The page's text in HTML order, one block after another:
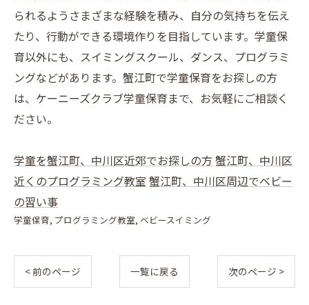
られるようさまざまな経験を積み、自分の気持ちを伝え
たり、行動ができる環境作りを目指しています。学童保
育以外にも、スイミングスクール、ダンス、プログラミ
ングなどがあります。蟹江町で学童保育をお探しの方
は、ケーニーズクラブ学童保育まで、お気軽にご相談く
ださい。
学童を蟹江町、中川区近郊でお探しの方 蟹江町、中川区
近くのプログラミング教室 蟹江町、中川区周辺でベビー
の習い事
学童保育 プログラミング教室 ベビースイミング
< 前のページ 一覧に戻る 次のページ >